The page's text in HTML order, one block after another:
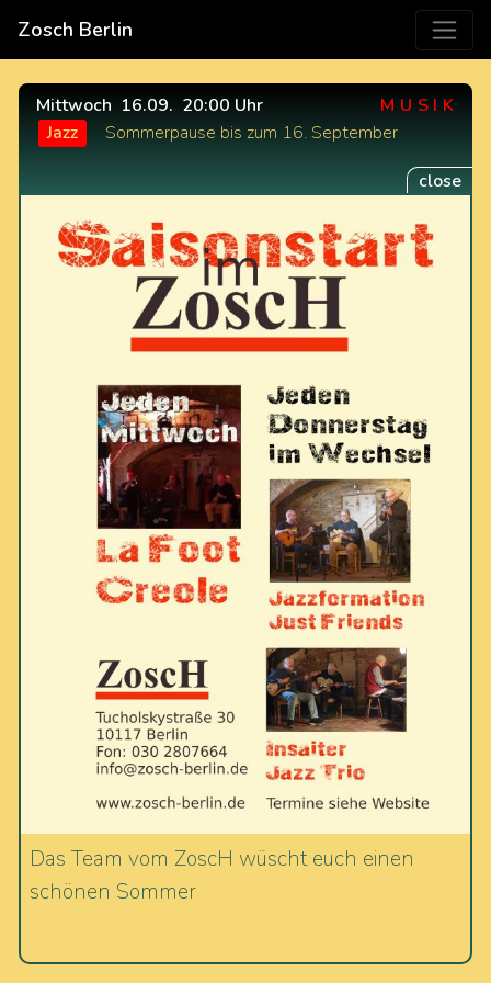
Zosch Berlin
Mittwoch 16.09. 20:00 Uhr
MUSIK
Jazz
Sommerpause bis zum 16. September
close
Das Team vom ZoscH wüscht euch einen
schönen Sommer